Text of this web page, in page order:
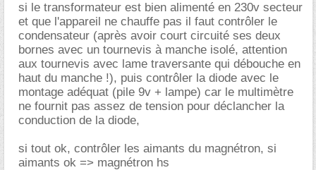
si le transformateur est bien alimenté en 230v secteur
et que l'appareil ne chauffe pas il faut contrôler le
condensateur (après avoir court circuité ses deux
bornes avec un tournevis à manche isolé, attention
aux tournevis avec lame traversante qui débouche en
haut du manche !), puis contrôler la diode avec le
montage adéquat (pile 9v + lampe) car le multimètre
ne fournit pas assez de tension pour déclancher la
conduction de la diode,
si tout ok, contrôler les aimants du magnétron, si
aimants ok => magnétron hs